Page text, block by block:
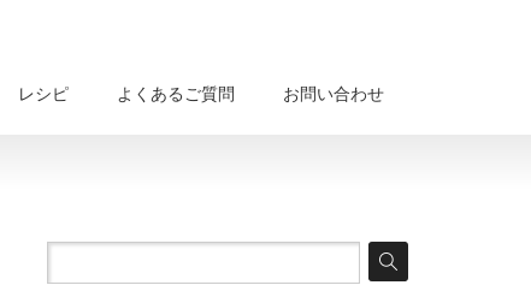
レシピ よくあるご質問 お問い合わせ